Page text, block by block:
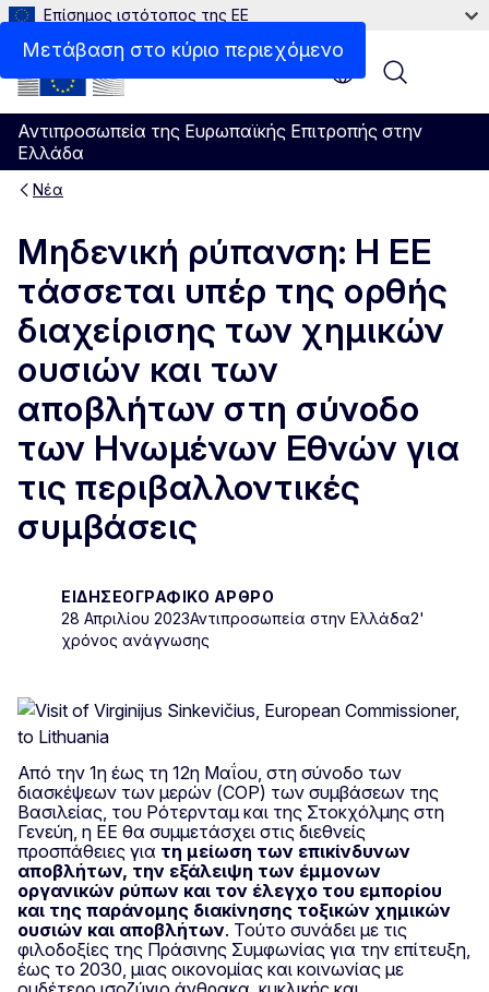
Μετάβαση στο κύριο περιεχόμενο
Επίσημος ιστότοπος της ΕΕ
Αντιπροσωπεία της Ευρωπαϊκής Επιτροπής στην
Ελλάδα
Menu
Νέα
Μηδενική ρύπανση: Η ΕΕ
τάσσεται υπέρ της ορθής
διαχείρισης των χημικών
ουσιών και των
αποβλήτων στη σύνοδο
των Ηνωμένων Εθνών για
τις περιβαλλοντικές
συμβάσεις
ΕΙΔΗΣΕΟΓΡΑΦΙΚΌ ΆΡΘΡΟ
28 Απριλίου 2023Αντιπροσωπεία στην Ελλάδα2'
χρόνος ανάγνωσης
Από την 1η έως τη 12η Μαΐου, στη σύνοδο των
διασκέψεων των μερών (COP) των συμβάσεων της
Βασιλείας, του Ρότερνταμ και της Στοκχόλμης στη
Γενεύη, η ΕΕ θα συμμετάσχει στις διεθνείς
προσπάθειες για τη μείωση των επικίνδυνων
αποβλήτων, την εξάλειψη των έμμονων
οργανικών ρύπων και τον έλεγχο του εμπορίου
και της παράνομης διακίνησης τοξικών χημικών
ουσιών και αποβλήτων. Τούτο συνάδει με τις
φιλοδοξίες της Πράσινης Συμφωνίας για την επίτευξη,
έως το 2030, μιας οικονομίας και κοινωνίας με